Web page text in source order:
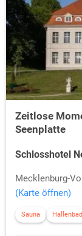
Zeitlose
Seenplatte
Schlosshotel
Mecklenburg-
(Karte öffnen)
Sauna Hallenbad